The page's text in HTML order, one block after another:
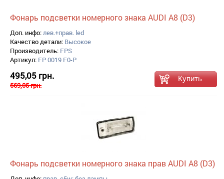
Фонарь подсветки номерного знака AUDI A8 (D3)
Доп. инфо:лев.+прав. led
Качество детали: Высокое
Производитель: FPS
Артикул: FP 0019 F0-P
495,05 грн.
569,05 грн.
Фонарь подсветки номерного знака прав AUDI A8 (D3)